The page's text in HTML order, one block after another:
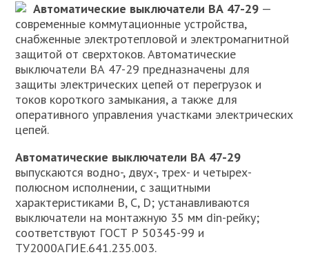
Автоматические выключатели ВА 47-29 —
современные коммутационные устройства,
снабженные электротепловой и электромагнитной
защитой от сверхтоков. Автоматические
выключатели ВА 47-29 предназначены для
защиты электрических цепей от перегрузок и
токов короткого замыкания, а также для
оперативного управления участками электрических
цепей.
Автоматические выключатели ВА 47-29
выпускаются водно-, двух-, трех- и четырех-
полюсном исполнении, с защитными
характеристиками В, С, D; устанавливаются
выключатели на монтажную 35 мм din-рейку;
соответствуют ГОСТ Р 50345-99 и
ТУ2000АГИЕ.641.235.003.